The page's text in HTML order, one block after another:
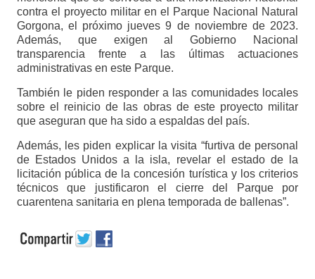
contra el proyecto militar en el Parque Nacional Natural
Gorgona, el próximo jueves 9 de noviembre de 2023.
Además, que exigen al Gobierno Nacional
transparencia frente a las últimas actuaciones
administrativas en este Parque.
También le piden responder a las comunidades locales
sobre el reinicio de las obras de este proyecto militar
que aseguran que ha sido a espaldas del país.
Además, les piden explicar la visita “furtiva de personal
de Estados Unidos a la isla, revelar el estado de la
licitación pública de la concesión turística y los criterios
técnicos que justificaron el cierre del Parque por
cuarentena sanitaria en plena temporada de ballenas”.